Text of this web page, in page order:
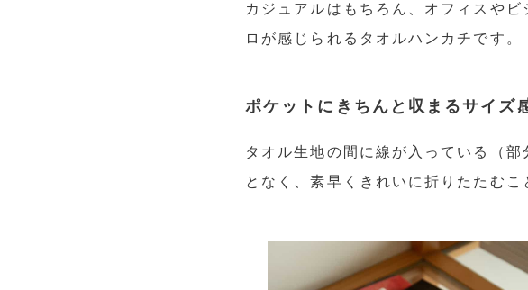
カジュアルはもちろん、オフィスや
ロが感じられるタオルハンカチです。
ポケットにきちんと収まるサイズ
タオル生地の間に線が入っている（
となく、素早くきれいに折りたたむこ